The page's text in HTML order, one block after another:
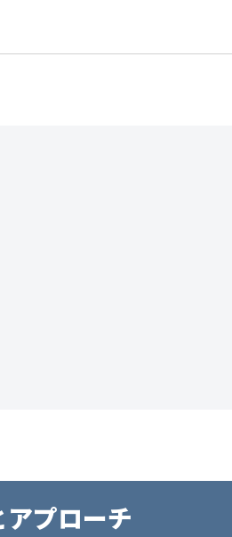
プローチ